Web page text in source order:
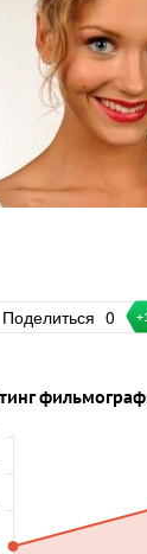
Поделиться 0